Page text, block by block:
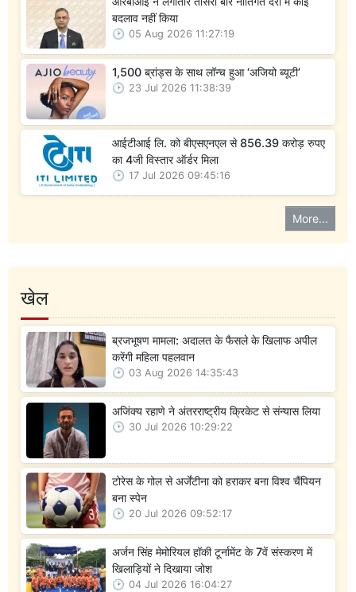
बदलाव नहीं किया
05 Aug 2026 11:27:19
1,500 ब्रांड्स के साथ लॉन्च हुआ ‘अजियो ब्यूटी’
23 Jul 2026 11:38:39
आईटीआई लि. को बीएसएनएल से 856.39 करोड़ रुपए
का 4जी विस्तार ऑर्डर मिला
17 Jul 2026 09:45:16
More...
खेल
ब्रजभूषण मामला: अदालत के फैसले के खिलाफ अपील
करेंगी महिला पहलवान
03 Aug 2026 14:35:43
अजिंक्य रहाणे ने अंतरराष्ट्रीय क्रिकेट से संन्यास लिया
30 Jul 2026 10:29:22
टोरेस के गोल से अर्जेंटीना को हराकर बना विश्व चैंपियन
बना स्पेन
20 Jul 2026 09:52:17
अर्जन सिंह मेमोरियल हॉकी टूर्नामेंट के 7वें संस्करण में
खिलाड़ियों ने दिखाया जोश
04 Jul 2026 16:04:27